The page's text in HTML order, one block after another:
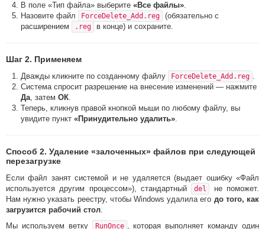
В поле «Тип файла» выберите «Все файлы».
Назовите файл
ForceDelete_Add.reg
(обязательно с
расширением
.reg в конце) и сохраните.
Шаг 2. Применяем
Дважды кликните по созданному файлу ForceDelete_Add.reg .
Система спросит разрешение на внесение изменений — нажмите
Да, затем ОК.
Теперь, кликнув правой кнопкой мыши по любому файлу, вы
увидите пункт «Принудительно удалить».
Способ 2. Удаление «залоченных» файлов при следующей
перезагрузке
Если файл занят системой и не удаляется (выдает ошибку «Файл
используется другим процессом»), стандартный
del
не поможет.
Нам нужно указать реестру, чтобы Windows удалила его до того, как
загрузится рабочий стол.
Мы используем ветку
RunOnce , которая выполняет команду один